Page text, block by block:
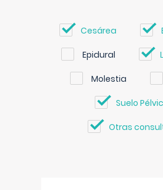
Cesárea
Epidural
Molestia
Suelo
Otras